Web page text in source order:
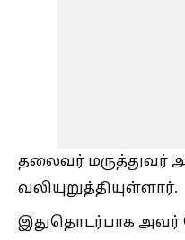
தலைவர் மருத்துவர்
வலியுறுத்தியுள்ளார்.
இதுதொடர்பாக அவர்